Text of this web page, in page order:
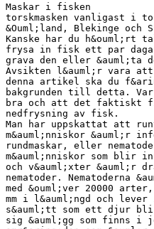
Maskar i fisken
torskmasken vanligast i
&Ouml;land, Blekinge och
Kanske har du h&ouml;rt
frysa in fisk ett par
grava den eller &auml;ta
Avsikten l&auml;r vara
denna artikel ska du
bakgrunden till detta.
bra och att det faktiskt
nedfrysning av fisk.
Man har uppskattat att
m&auml;nniskor &auml;r
rundmaskar, eller
m&auml;nniskor som blir
och v&auml;xter &auml;r
nematoder. Nematoderna
med &ouml;ver 20000
mm i l&auml;ngd och
s&auml;tt som ett djur
sig &auml;gg som finns i